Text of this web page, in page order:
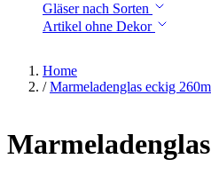
Gläser nach Sorten
Artikel ohne Dekor
Home
/ Marmeladenglas eckig